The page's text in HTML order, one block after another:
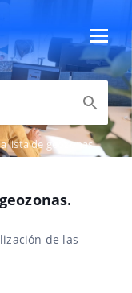
lista de geozonas.
de las